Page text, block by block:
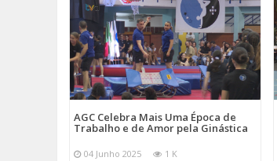
AGC Celebra Mais Uma Época de
Trabalho e de Amor pela Ginástica
04 Junho 2025 1 K